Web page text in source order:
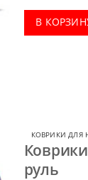
В
КОВРИКИ ДЛЯ
руль